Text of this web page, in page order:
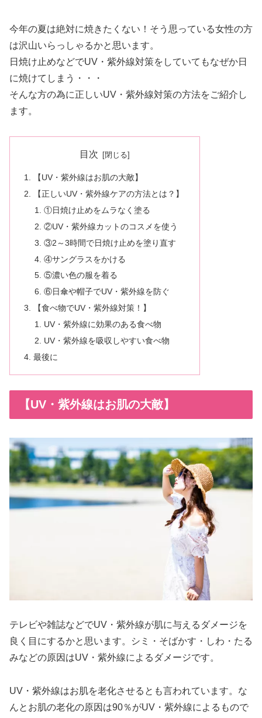
今年の夏は絶対に焼きたくない！そう思っている女性の方
は沢山いらっしゃるかと思います。
日焼け止めなどでUV・紫外線対策をしていてもなぜか日
に焼けてしまう・・・
そんな方の為に正しいUV・紫外線対策の方法をご紹介し
ます。
目次
【UV・紫外線はお肌の大敵】
【正しいUV・紫外線ケアの方法とは？】
①日焼け止めをムラなく塗る
②UV・紫外線カットのコスメを使う
③2～3時間で日焼け止めを塗り直す
④サングラスをかける
⑤濃い色の服を着る
⑥日傘や帽子でUV・紫外線を防ぐ
【食べ物でUV・紫外線対策！】
UV・紫外線に効果のある食べ物
UV・紫外線を吸収しやすい食べ物
最後に
【UV・紫外線はお肌の大敵】
テレビや雑誌などでUV・紫外線が肌に与えるダメージを
良く目にするかと思います。シミ・そばかす・しわ・たる
みなどの原因はUV・紫外線によるダメージです。
UV・紫外線はお肌を老化させるとも言われています。な
んとお肌の老化の原因は90％がUV・紫外線によるもので